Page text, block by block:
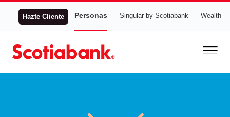
Hazte Cliente Personas Singular by Scotiabank Wealth